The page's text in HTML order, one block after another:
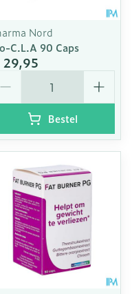
Nord
C.L.A 90 Caps
Bestel